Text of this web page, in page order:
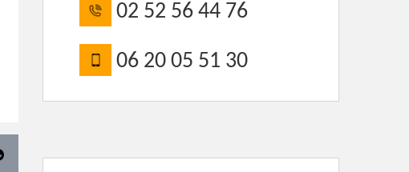
02 52 56 44 76
06 20 05 51 30